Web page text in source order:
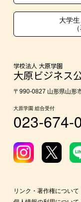
大学生・短期大
学費
家賃補助制度
入学前のお勧め
大学・短期大学
大学
学校法人 大原学園
大原ビジネス
〒990-0827 山形県山形
大原学園 総合受付
023-674-
リンク・著作権について